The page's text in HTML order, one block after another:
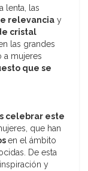
lenta, las
relevancia y
cristal
las grandes
a mujeres
que se
celebrar este
que han
en el ámbito
De esta
y